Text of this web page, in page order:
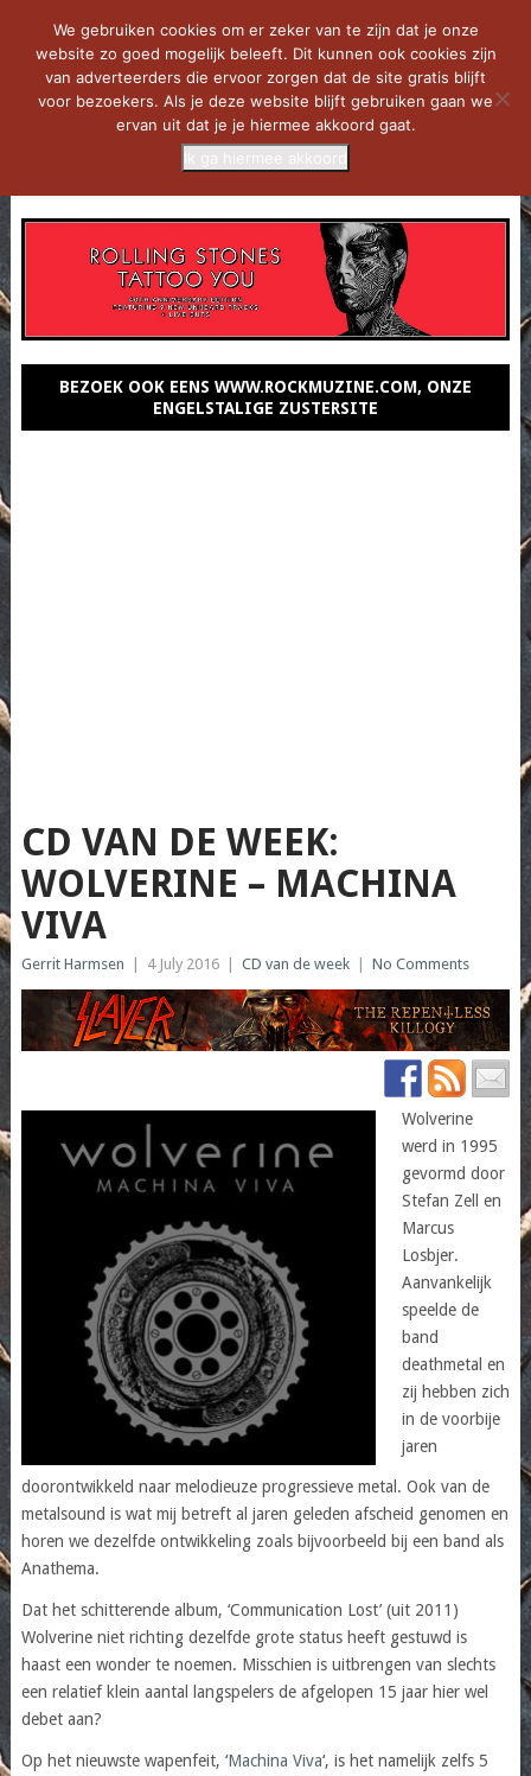
BEZOEK OOK EENS WWW.ROCKMUZINE.COM, ONZE
ENGELSTALIGE ZUSTERSITE
CD VAN DE WEEK:
WOLVERINE – MACHINA
VIVA
Gerrit Harmsen 4 July 2016 CD van de week No Comments
Wolverine
werd in 1995
gevormd door
Stefan Zell en
Marcus
Losbjer.
Aanvankelijk
speelde de
band
deathmetal en
zij hebben zich
in de voorbije
jaren
doorontwikkeld naar melodieuze progressieve metal. Ook van de
metalsound is wat mij betreft al jaren geleden afscheid genomen en
horen we dezelfde ontwikkeling zoals bijvoorbeeld bij een band als
Anathema.
Dat het schitterende album, ‘Communication Lost’ (uit 2011)
Wolverine niet richting dezelfde grote status heeft gestuwd is
haast een wonder te noemen. Misschien is uitbrengen van slechts
een relatief klein aantal langspelers de afgelopen 15 jaar hier wel
debet aan?
Op het nieuwste wapenfeit, ‘Machina Viva‘, is het namelijk zelfs 5
We gebruiken cookies om er zeker van te zijn dat je onze
website zo goed mogelijk beleeft. Dit kunnen ook cookies zijn
van adverteerders die ervoor zorgen dat de site gratis blijft
voor bezoekers. Als je deze website blijft gebruiken gaan we
ervan uit dat je je hiermee akkoord gaat.
Ik ga hiermee akkoord